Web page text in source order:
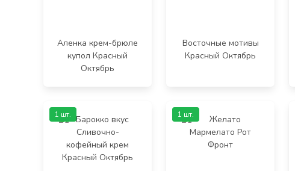
Аленка крем-брюле
купол Красный
Октябрь
Восточные мотивы
Красный Октябрь
1 шт. 1 шт.